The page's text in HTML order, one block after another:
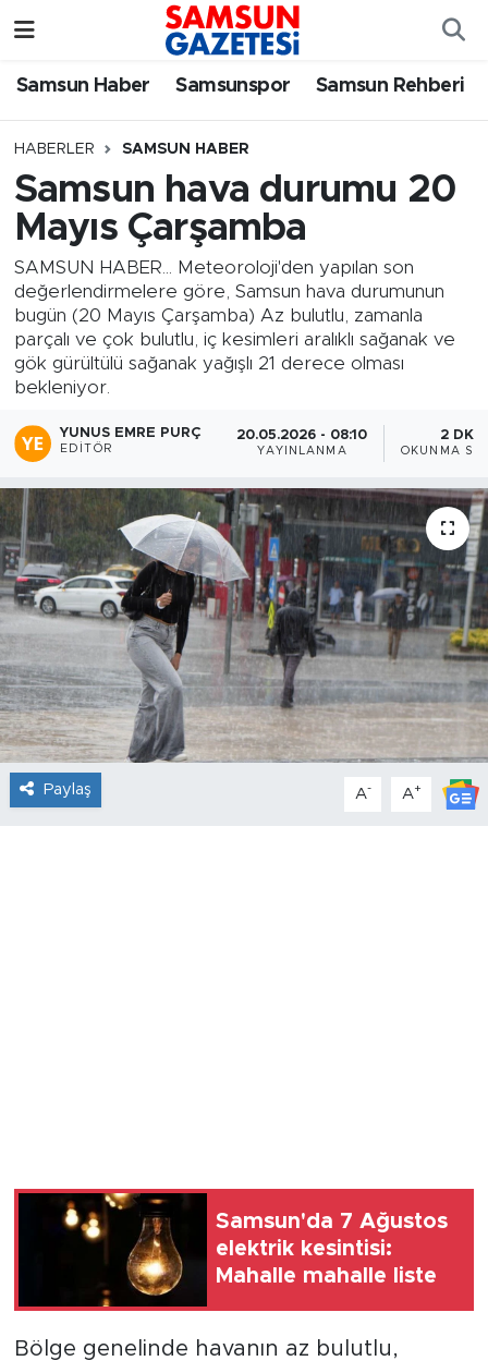
Samsun Haber Samsunspor Samsun Rehberi
HABERLER SAMSUN HABER
Samsun hava durumu 20
Mayıs Çarşamba
SAMSUN HABER... Meteoroloji'den yapılan son
değerlendirmelere göre, Samsun hava durumunun
bugün (20 Mayıs Çarşamba) Az bulutlu, zamanla
parçalı ve çok bulutlu, iç kesimleri aralıklı sağanak ve
gök gürültülü sağanak yağışlı 21 derece olması
bekleniyor.
YUNUS EMRE PURÇ
EDITÖR
20.05.2026 - 08:10
YAYINLANMA
2 DK
OKUNMA
Paylaş A- A+
Samsun'da 7 Ağustos
elektrik kesintisi:
Mahalle mahalle liste
Bölge genelinde havanın az bulutlu,
Samsun Haber
Samsun Rehberi
Resmi İlanlar
Samsun Nöbetçi Eczaneler
SAMSUN Namaz Vakitleri
Samsun Trafik Yoğunluk Haritası
Süper Lig Puan Durumu ve Fikstür
Tüm Manşetler